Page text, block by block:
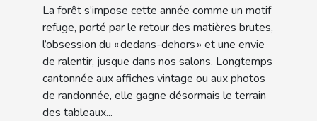
La forêt s’impose cette année comme un motif
refuge, porté par le retour des matières brutes,
l’obsession du « dedans-dehors » et une envie
de ralentir, jusque dans nos salons. Longtemps
cantonnée aux affiches vintage ou aux photos
de randonnée, elle gagne désormais le terrain
des tableaux...